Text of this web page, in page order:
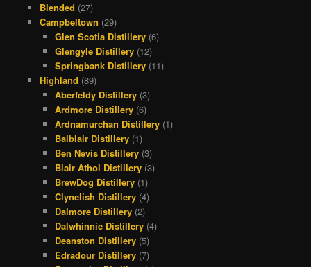
Blended (27)
Campbeltown (29)
Glen Scotia Distillery (6)
Glengyle Distillery (12)
Springbank Distillery (11)
Highland (89)
Aberfeldy Distillery (3)
Ardmore Distillery (6)
Ardnamurchan Distillery (1)
Balblair Distillery (1)
Ben Nevis Distillery (3)
Blair Athol Distillery (3)
BrewDog Distillery (1)
Clynelish Distillery (4)
Dalmore Distillery (2)
Dalwhinnie Distillery (4)
Deanston Distillery (5)
Edradour Distillery (7)